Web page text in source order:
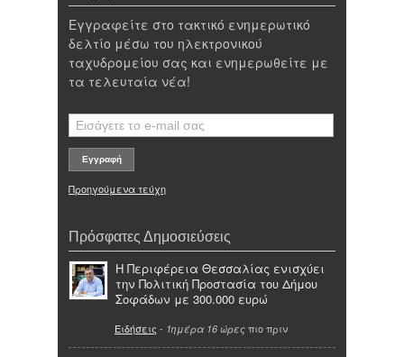
Εγγραφείτε στο τακτικό ενημερωτικό
δελτίο μέσω του ηλεκτρονικού
ταχυδρομείου σας και ενημερωθείτε με
τα τελευταία νέα!
Προηγούμενα τεύχη
Πρόσφατες Δημοσιεύσεις
Η Περιφέρεια Θεσσαλίας ενισχύει
την Πολιτική Προστασία του Δήμου
Σοφάδων με 300.000 ευρώ
Ειδήσεις - 1ημέρα 16 ώρες πιο πριν